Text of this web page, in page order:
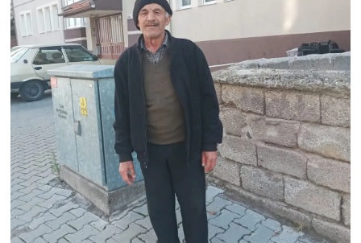
Politika
Magazin
Çevre
Haberde İnsan